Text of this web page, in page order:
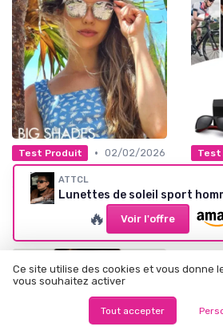
Test Produit • 02/02/2026
Test Myiaur Lunettes de
soleil : des lunettes stylées
qui protègent bien
Test
font
ATTCL
🔥 Voir l'offre
Ce site utilise des cookies et vous donne
vous souhaitez activer
Tout accepter